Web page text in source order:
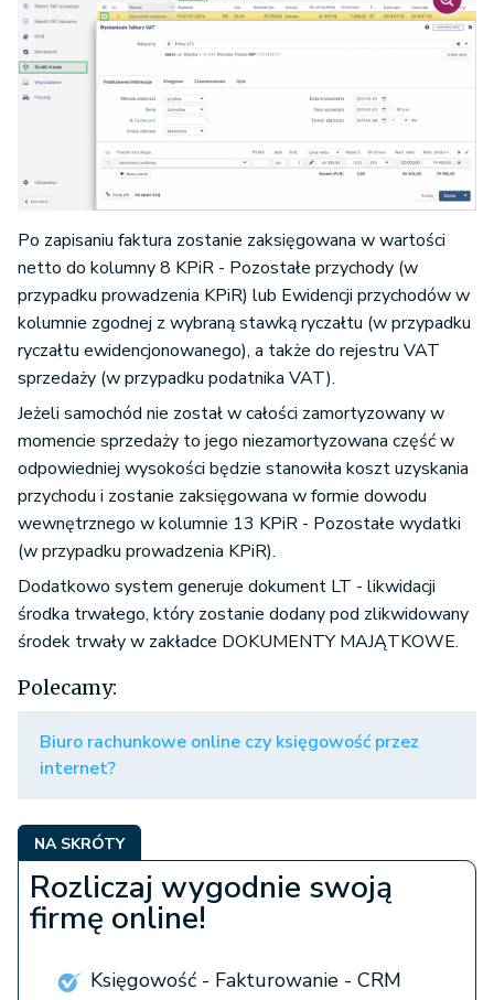
Po zapisaniu faktura zostanie zaksięgowana w wartości
netto do kolumny 8 KPiR - Pozostałe przychody (w
przypadku prowadzenia KPiR) lub Ewidencji przychodów w
kolumnie zgodnej z wybraną stawką ryczałtu (w przypadku
ryczałtu ewidencjonowanego), a także do rejestru VAT
sprzedaży (w przypadku podatnika VAT).
Jeżeli samochód nie został w całości zamortyzowany w
momencie sprzedaży to jego niezamortyzowana część w
odpowiedniej wysokości będzie stanowiła koszt uzyskania
przychodu i zostanie zaksięgowana w formie dowodu
wewnętrznego w kolumnie 13 KPiR - Pozostałe wydatki
(w przypadku prowadzenia KPiR).
Dodatkowo system generuje dokument LT - likwidacji
środka trwałego, który zostanie dodany pod zlikwidowany
środek trwały w zakładce DOKUMENTY MAJĄTKOWE.
Polecamy:
Biuro rachunkowe online czy księgowość przez
internet?
NA SKRÓTY
Rozliczaj wygodnie swoją
firmę online!
Księgowość - Fakturowanie - CRM